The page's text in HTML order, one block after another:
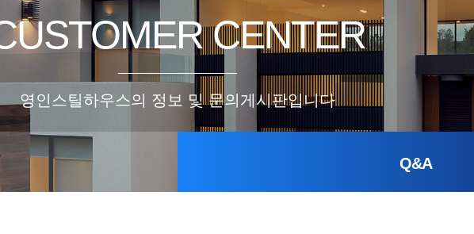
CENTER
영인스틸하우스의 정보 및 문의게시판입니다
Q&A